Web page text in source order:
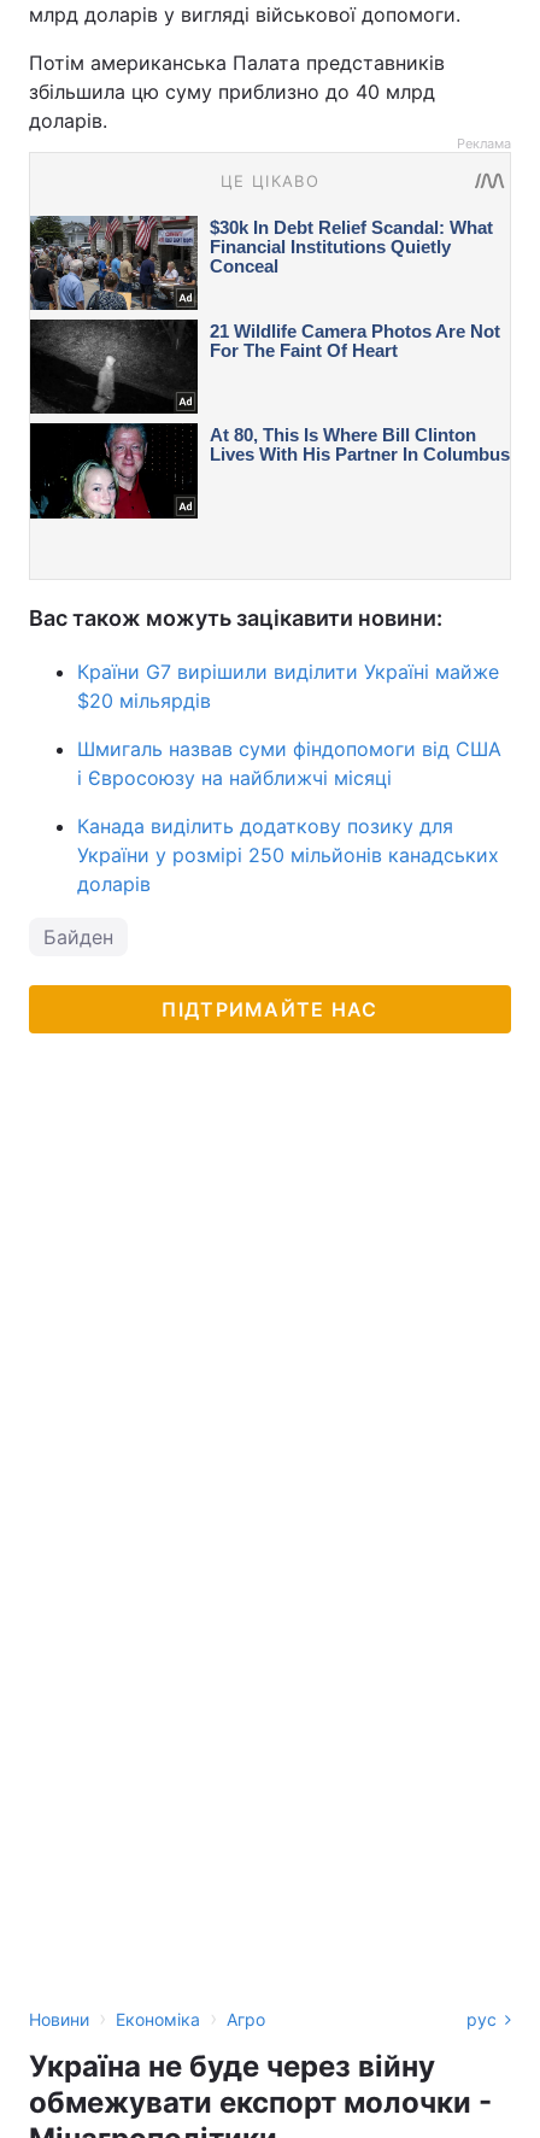
млрд доларів у вигляді військової допомоги.
Потім американська Палата представників
збільшила цю суму приблизно до 40 млрд
доларів.
Реклама
Вас також можуть зацікавити новини:
Країни G7 вирішили виділити Україні майже
$20 мільярдів
Шмигаль назвав суми фіндопомоги від США
і Євросоюзу на найближчі місяці
Канада виділить додаткову позику для
України у розмірі 250 мільйонів канадських
доларів
Байден
ПІДТРИМАЙТЕ НАС
Новини › Економіка › Агро рус
Україна не буде через війну
обмежувати експорт молочки -